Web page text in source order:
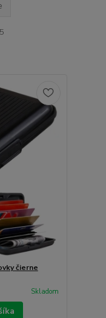
čierne
Skladom